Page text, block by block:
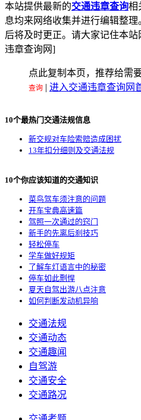
本站提供最新的交通违章查询相
息均来网络收集并进行编辑整
后将及时更正。请大家记住本
违章查询网]
点此复制本页，推荐给需
查询 | 进入交通违章查询网
10个最热门交通法规信息
新交规对车险索赔造成困扰
13年扣分细则及交通法规
10个你应该知道的交通知识
菜鸟驾车须注意的问题
开车宝典高速篇
驾照一次通过的窍门
新手的先离后刹技巧
轻松停车
学车做好规矩
了解车灯语言中的秘密
停车如此剽悍
夏天自驾出游八点注意
如何判断发动机异响
交通法规
交通动态
交通趣闻
自驾游
交通安全
交通路况